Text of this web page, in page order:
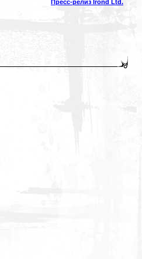
Пресс-релиз Irond Ltd.